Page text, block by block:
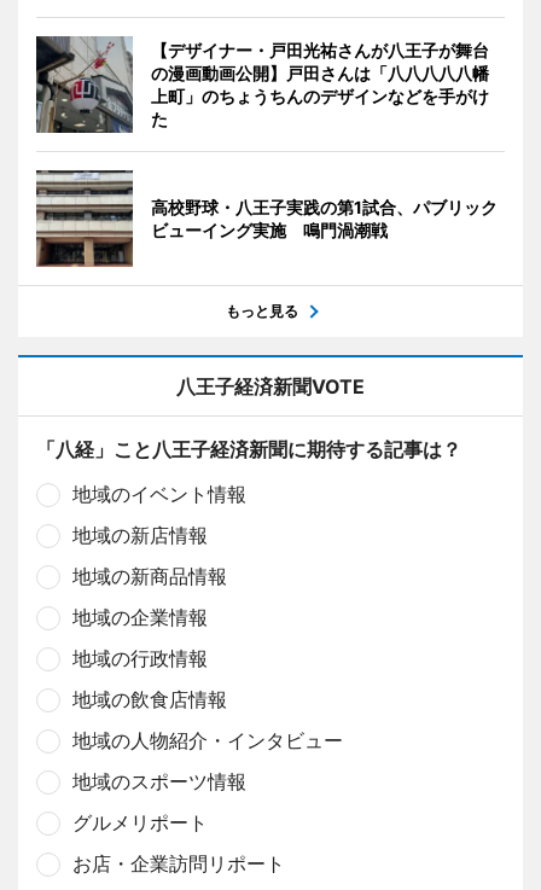
【デザイナー・戸田光祐さんが八王子が舞台
の漫画動画公開】戸田さんは「八八八八八幡
上町」のちょうちんのデザインなどを手がけ
た
高校野球・八王子実践の第1試合、パブリック
ビューイング実施 鳴門渦潮戦
もっと見る
八王子経済新聞VOTE
「八経」こと八王子経済新聞に期待する記事は？
地域のイベント情報
地域の新店情報
地域の新商品情報
地域の企業情報
地域の行政情報
地域の飲食店情報
地域の人物紹介・インタビュー
地域のスポーツ情報
グルメリポート
お店・企業訪問リポート